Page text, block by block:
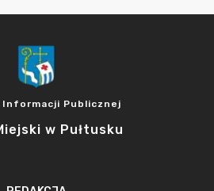
Publicznej
w Pułtusku